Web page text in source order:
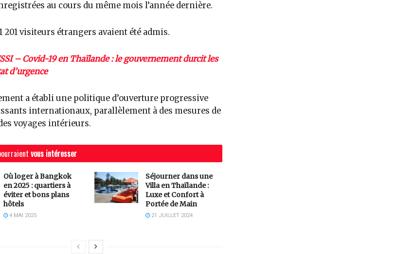
au cours du même mois l’année dernière.
201 visiteurs étrangers avaient été admis.
– Covid-19 en Thaïlande : le gouvernement durcit les
d’urgence
a établi une politique d’ouverture progressive
internationaux, parallèlement à des mesures de
voyages intérieurs.
vous intéresser
Où loger à Bangkok
en 2025 : quartiers à
éviter et bons plans
hôtels
4 MAI 2025
Séjourner dans une
Villa en Thaïlande :
Luxe et Confort à
Portée de Main
21 JUILLET 2024